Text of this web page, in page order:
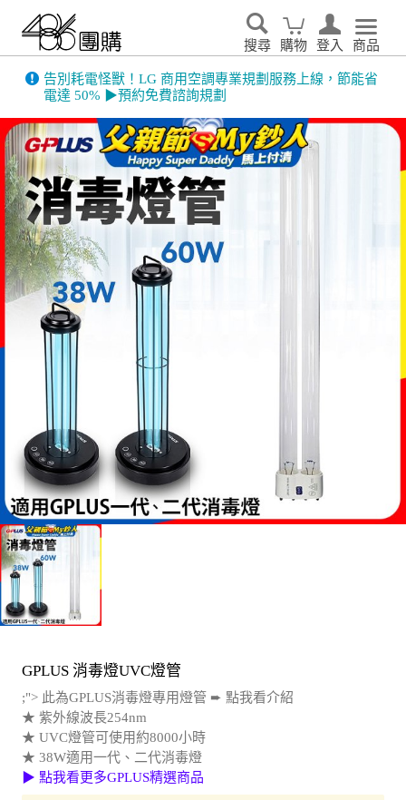
搜尋 購物 登入 商品
告別耗電怪獸！LG 商用空調專業規劃服務上線，節能省
電達 50% ▶預約免費諮詢規劃
GPLUS 消毒燈UVC燈管
;"> 此為GPLUS消毒燈專用燈管 ➨ 點我看介紹
★ 紫外線波長254nm
★ UVC燈管可使用約8000小時
★ 38W適用一代、二代消毒燈
▶ 點我看更多GPLUS精選商品